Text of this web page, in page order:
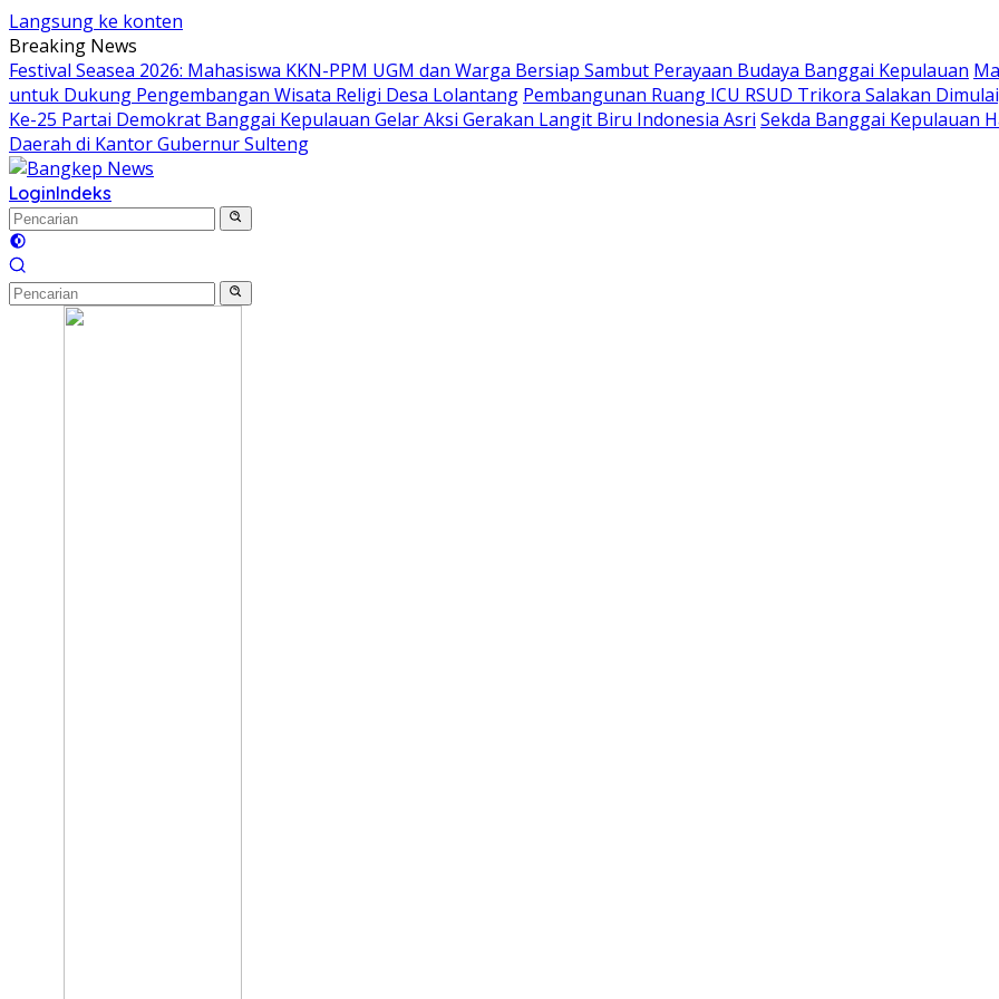
Langsung ke konten
Breaking News
Festival Seasea 2026: Mahasiswa KKN-PPM UGM dan Warga Bersiap Sambut Perayaan Budaya Banggai Kepulauan
untuk Dukung Pengembangan Wisata Religi Desa Lolantang Pembangunan Ruang ICU RSUD Trikora Salakan
Ke-25 Partai Demokrat Banggai Kepulauan Gelar Aksi Gerakan Langit Biru Indonesia Asri Sekda Banggai Kepulauan
Daerah di Kantor Gubernur Sulteng
LoginIndeks